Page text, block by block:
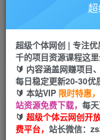
会员专属推广
挂机
项目
脚本卡密
首页 创业课程 会员
（6389期）新手
商赛道拿捏用户
超级个体网创 | 专注
千的项目资源课程这里
🔰 内容涵盖网赚项目
每日稳定更新20-30优
🔰 本站VIP 限时特惠，
站资源免费下载， 每天
🔰 超级个体云网创开
费平台， 站长微信：